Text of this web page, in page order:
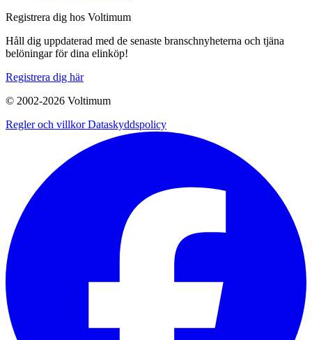
Registrera dig hos Voltimum
Håll dig uppdaterad med de senaste branschnyheterna och tjäna
belöningar för dina elinköp!
Registrera dig här
© 2002-2026 Voltimum
Regler och villkorDataskyddspolicy